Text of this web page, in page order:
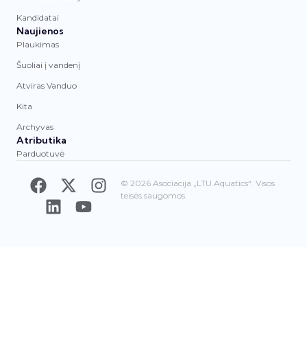
Kandidatai
Naujienos
Plaukimas
Šuoliai į vandenį
Atviras Vanduo
Kita
Archyvas
Atributika
Parduotuvė
© 2026 Asociacija „LTU Aquatics“. Visos
teisės saugomos.